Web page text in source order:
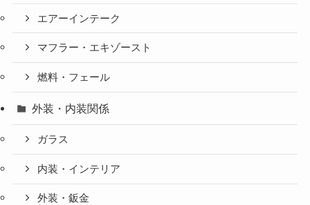
エアーインテーク
マフラー・エキゾースト
燃料・フェール
外装・内装関係
ガラス
内装・インテリア
外装・鈑金